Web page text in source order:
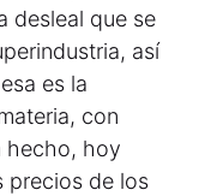
desleal que se
así
es la
con
hecho, hoy
precios de los